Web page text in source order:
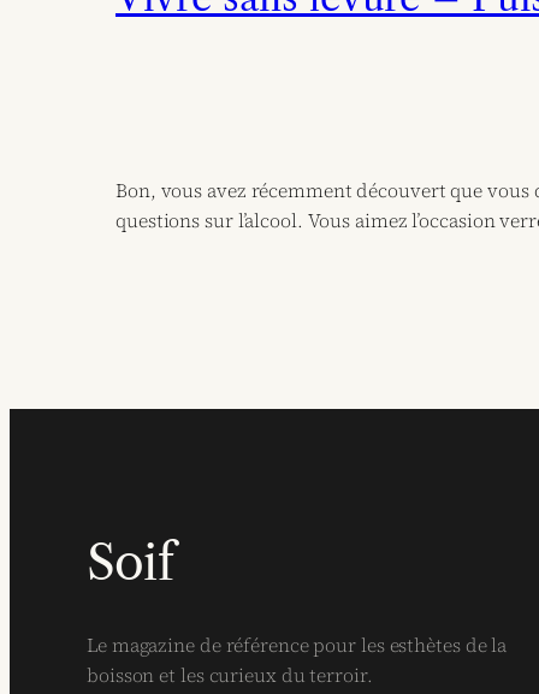
Bon, vous avez récemment découvert que
questions sur l’alcool. Vous aimez l’occasion
Soif
Le magazine de référence pour les esthètes de la
boisson et les curieux du terroir.